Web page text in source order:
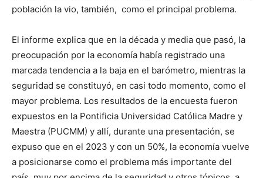
población la vio, también, como el principal problema.
El informe explica que en la década y media que pasó, la
preocupación por la economía había registrado una
marcada tendencia a la baja en el barómetro, mientras la
seguridad se constituyó, en casi todo momento, como el
mayor problema. Los resultados de la encuesta fueron
expuestos en la Pontificia Universidad Católica Madre y
Maestra (PUCMM) y allí, durante una presentación, se
expuso que en el 2023 y con un 50%, la economía vuelve
a posicionarse como el problema más importante del